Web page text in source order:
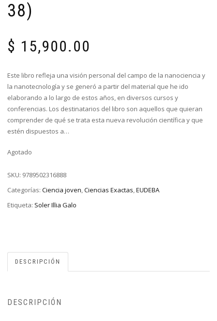
38)
$ 15,900.00
Este libro refleja una visión personal del campo de la nanociencia y
la nanotecnología y se generó a partir del material que he ido
elaborando a lo largo de estos años, en diversos cursos y
conferencias. Los destinatarios del libro son aquellos que quieran
comprender de qué se trata esta nueva revolución científica y que
estén dispuestos a…
Agotado
SKU: 9789502316888
Categorías: Ciencia joven,Ciencias Exactas,EUDEBA
Etiqueta: Soler Illia Galo
DESCRIPCIÓN
DESCRIPCIÓN